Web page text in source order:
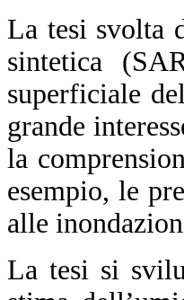
La tesi svolta
sintetica
superficiale
grande
la
esempio, le
alle
La tesi si